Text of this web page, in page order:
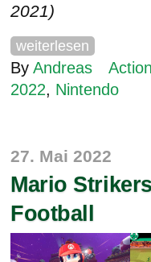
2021)
weiterlesen
By Andreas Action
2022, Nintendo
27. Mai 2022
Mario
Football